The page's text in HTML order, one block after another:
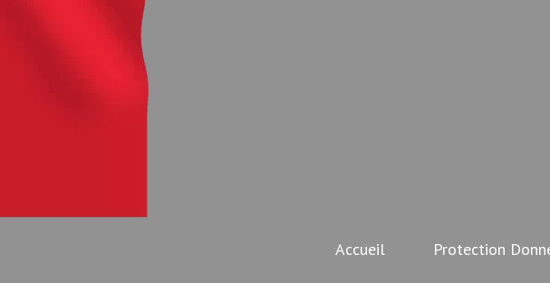
Accueil Protection